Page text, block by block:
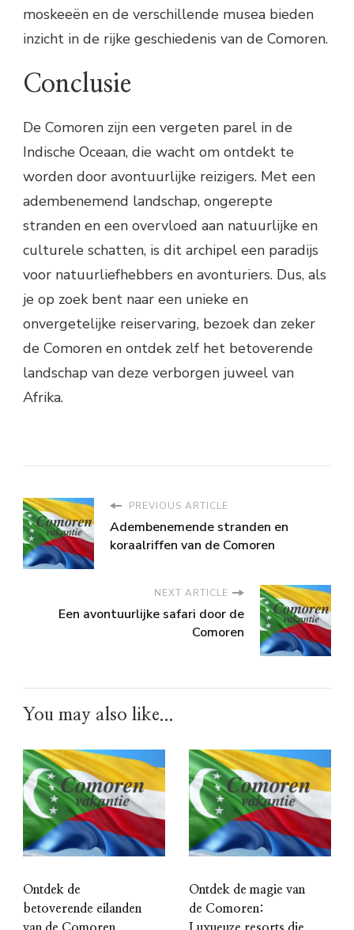
moskeeën en de verschillende musea bieden
inzicht in de rijke geschiedenis van de Comoren.
Conclusie
De Comoren zijn een vergeten parel in de
Indische Oceaan, die wacht om ontdekt te
worden door avontuurlijke reizigers. Met een
adembenemend landschap, ongerepte
stranden en een overvloed aan natuurlijke en
culturele schatten, is dit archipel een paradijs
voor natuurliefhebbers en avonturiers. Dus, als
je op zoek bent naar een unieke en
onvergetelijke reiservaring, bezoek dan zeker
de Comoren en ontdek zelf het betoverende
landschap van deze verborgen juweel van
Afrika.
PREVIOUS ARTICLE
Adembenemende stranden en
koraalriffen van de Comoren
NEXT ARTICLE
Een avontuurlijke safari door de
Comoren
You may also like...
Ontdek de
betoverende eilanden
Ontdek de magie van
de Comoren: